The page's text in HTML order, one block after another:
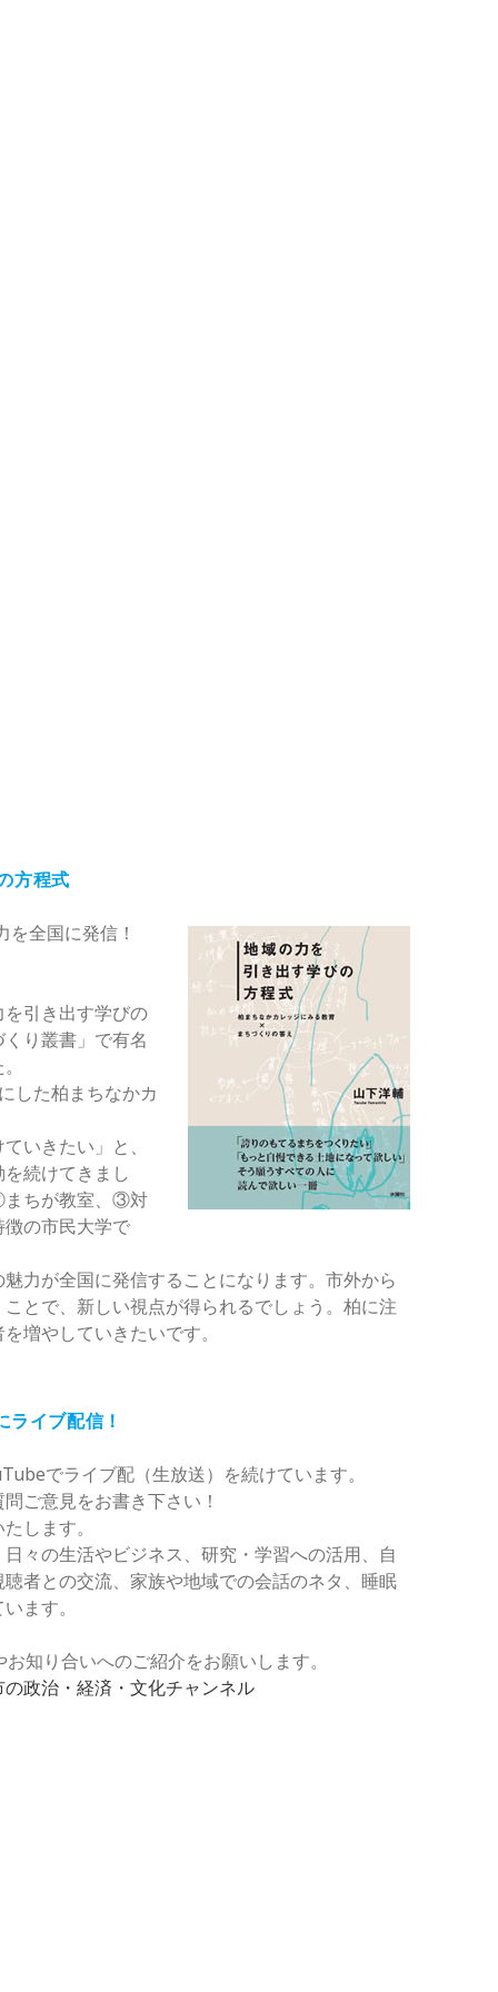
方程式
を全国に発信！
引き出す学びの
り叢書」で有名
した柏まちなかカ
いきたい」と、
続けてきまし
ちが教室、③対
の市民大学で
力が全国に発信することになります。市外から
とで、新しい視点が得られるでしょう。柏に注
増やしていきたいです。
イブ配信！
でライブ配（生放送）を続けています。
ご意見をお書き下さい！
します。
々の生活やビジネス、研究・学習への活用、自
者との交流、家族や地域での会話のネタ、睡眠
ます。
知り合いへのご紹介をお願いします。
政治・経済・文化チャンネル